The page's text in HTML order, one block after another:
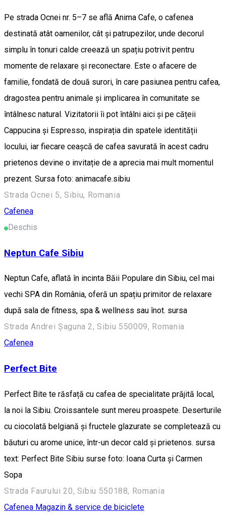
Pe strada Ocnei nr. 5–7 se află Anima Cafe, o cafenea
destinată atât oamenilor, cât și patrupezilor, unde decorul
simplu în tonuri calde creează un spațiu potrivit pentru
momente de relaxare și reconectare. Este o afacere de
familie, fondată de două surori, în care pasiunea pentru cafea,
dragostea pentru animale și implicarea în comunitate se
întâlnesc natural. Vizitatorii îi pot întâlni aici și pe cățeii
Cappucina și Espresso, inspirația din spatele identității
locului, iar fiecare ceașcă de cafea savurată în acest cadru
prietenos devine o invitație de a aprecia mai mult momentul
prezent. Sursa foto: animacafe.sibiu
Strada Ocnei 5, Sibiu, Romania
Cafenea
Deschis
Neptun Cafe Sibiu
Neptun Cafe, aflată în incinta Băii Populare din Sibiu, cel mai
vechi SPA din România, oferă un spațiu primitor de relaxare
după sala de fitness, spa & wellness sau înot. sursa
Strada Andrei Șaguna 2, Sibiu 550009, Romania
Cafenea
Perfect Bite
Perfect Bite te răsfață cu cafea de specialitate prăjită local,
la noi la Sibiu. Croissantele sunt mereu proaspete. Deserturile
cu ciocolată belgiană și fructele glazurate se completează cu
băuturi cu arome unice, într-un decor cald și prietenos. sursa
text: Perfect Bite Sibiu surse foto: Ioana Curta și Carmen
Sopa
Strada Faurului 20, Sibiu 550188, Romania
Cafenea Magazin & service de biciclete